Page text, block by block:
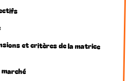
et critères de la matrice